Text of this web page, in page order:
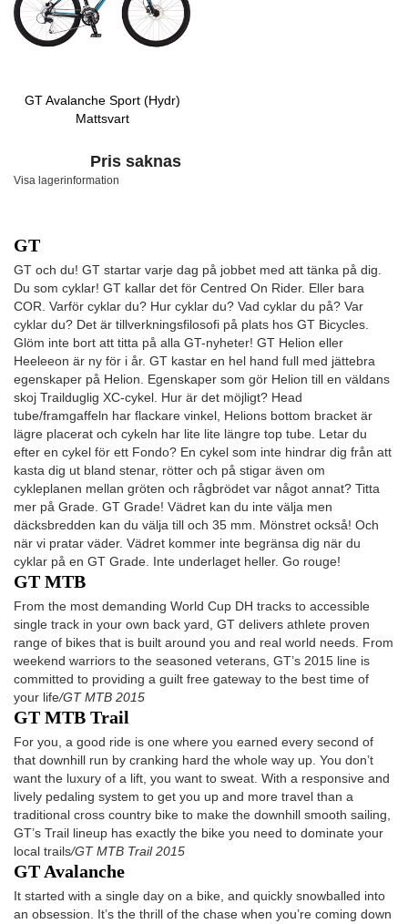
GT Avalanche Sport (Hydr)
Mattsvart
Pris saknas
Visa lagerinformation
GT
GT och du! GT startar varje dag på jobbet med att tänka på dig.
Du som cyklar! GT kallar det för Centred On Rider. Eller bara
COR. Varför cyklar du? Hur cyklar du? Vad cyklar du på? Var
cyklar du? Det är tillverkningsfilosofi på plats hos GT Bicycles.
Glöm inte bort att titta på alla GT-nyheter! GT Helion eller
Heeleeon är ny för i år. GT kastar en hel hand full med jättebra
egenskaper på Helion. Egenskaper som gör Helion till en väldans
skoj Trailduglig XC-cykel. Hur är det möjligt? Head
tube/framgaffeln har flackare vinkel, Helions bottom bracket är
lägre placerat och cykeln har lite lite längre top tube. Letar du
efter en cykel för ett Fondo? En cykel som inte hindrar dig från att
kasta dig ut bland stenar, rötter och på stigar även om
cykleplanen mellan gröten och rågbrödet var något annat? Titta
mer på Grade. GT Grade! Vädret kan du inte välja men
däcksbredden kan du välja till och 35 mm. Mönstret också! Och
när vi pratar väder. Vädret kommer inte begränsa dig när du
cyklar på en GT Grade. Inte underlaget heller. Go rouge!
GT MTB
From the most demanding World Cup DH tracks to accessible
single track in your own back yard, GT delivers athlete proven
range of bikes that is built around you and real world needs. From
weekend warriors to the seasoned veterans, GT’s 2015 line is
committed to providing a guilt free gateway to the best time of
your life/GT MTB 2015
GT MTB Trail
For you, a good ride is one where you earned every second of
that downhill run by cranking hard the whole way up. You don’t
want the luxury of a lift, you want to sweat. With a responsive and
lively pedaling system to get you up and more travel than a
traditional cross country bike to make the downhill smooth sailing,
GT’s Trail lineup has exactly the bike you need to dominate your
local trails/GT MTB Trail 2015
GT Avalanche
It started with a single day on a bike, and quickly snowballed into
an obsession. It’s the thrill of the chase when you’re coming down